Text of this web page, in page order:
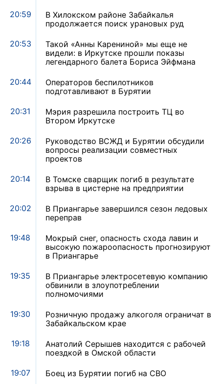
20:59
В Хилокском районе Забайкалья
продолжается поиск урановых руд
20:53
Такой «Анны Карениной» мы еще не
видели: в Иркутске прошли показы
легендарного балета Бориса Эйфмана
20:44
Операторов беспилотников
подготавливают в Бурятии
20:31
Мэрия разрешила построить ТЦ во
Втором Иркутске
20:26
Руководство ВСЖД и Бурятии обсудили
вопросы реализации совместных
проектов
20:14
В Томске сварщик погиб в результате
взрыва в цистерне на предприятии
20:02
В Приангарье завершился сезон ледовых
переправ
19:48
Мокрый снег, опасность схода лавин и
высокую пожароопасность прогнозируют
в Приангарье
19:35
В Приангарье электросетевую компанию
обвинили в злоупотреблении
полномочиями
19:30
Розничную продажу алкоголя ограничат в
Забайкальском крае
19:18
Анатолий Серышев находится с рабочей
поездкой в Омской области
19:07 Боец из Бурятии погиб на СВО